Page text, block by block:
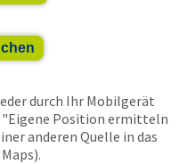
durch Ihr Mobilgerät
Position ermitteln
anderen Quelle in das